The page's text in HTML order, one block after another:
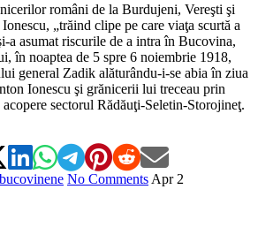
români de la Burdujeni, Vereşti şi
„trăind clipe pe care viaţa scurtă a
a asumat riscurile de a intra în Bucovina,
în noaptea de 5 spre 6 noiembrie 1918,
general Zadik alăturându-i-se abia în ziua
Ionescu şi grănicerii lui treceau prin
sectorul Rădăuţi-Seletin-Storojineţ.
No Comments Apr 2